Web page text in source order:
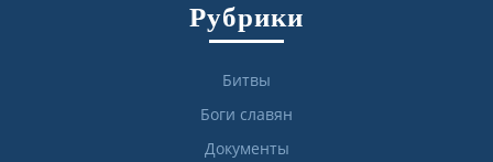
Рубрики
Битвы
Боги славян
Документы